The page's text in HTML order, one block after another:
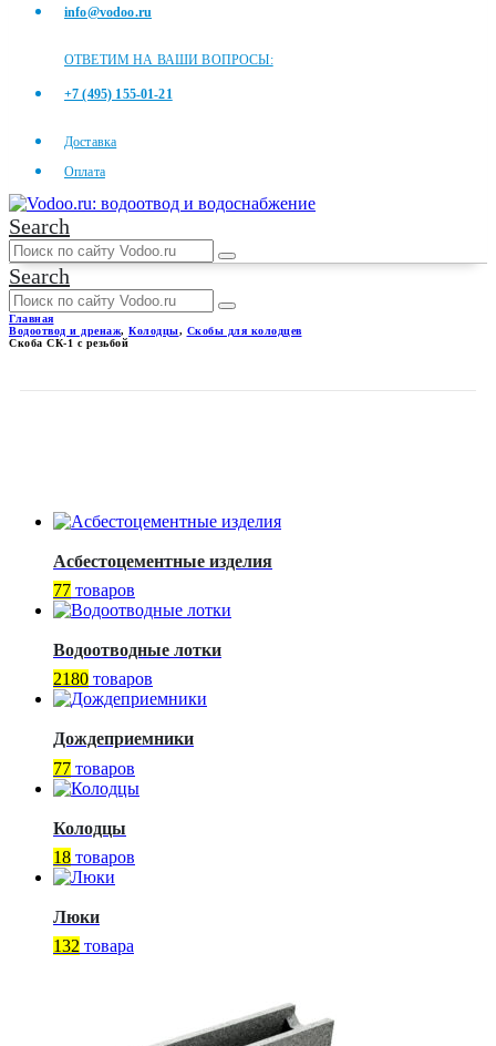
info@vodoo.ru
ОТВЕТИМ НА ВАШИ ВОПРОСЫ:
+7 (495) 155-01-21
Доставка
Оплата
Search
Search
Главная
Водоотвод и дренаж, Колодцы, Скобы для колодцев
Скоба СК-1 с резьбой
Асбестоцементные изделия
77 товаров
Водоотводные лотки
2180 товаров
Дождеприемники
77 товаров
Колодцы
18 товаров
Люки
132 товара